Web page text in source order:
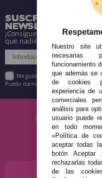
SUSCRÍBETE A
NEWSLETTER
¡Consigue descuentos y
que nadie!
Me gustaría recibir descuentos
Puedo darme de baja cuando quiera
Nuestro site
necesarias
funcionamiento
que además se
de cookies
experiencia de
comerciales
análisis para
usuario puede
en todo
«Política de
aceptar todas
botón
rechazarlas
de las